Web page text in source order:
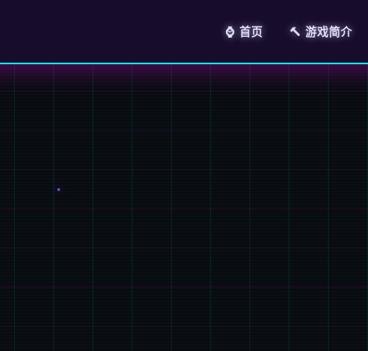
⌚ 首页 🔨 游戏简介